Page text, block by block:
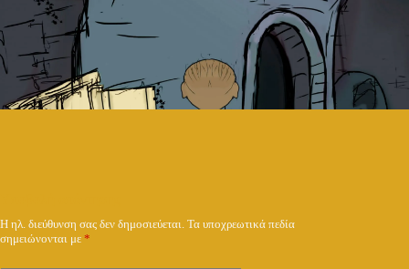
Η ηλ. διεύθυνση σας δεν δημοσιεύεται. Τα υποχρεωτικά πεδία
σημειώνονται με *